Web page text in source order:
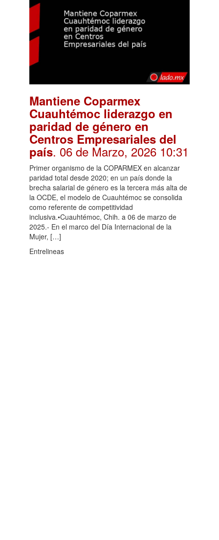
Mantiene Coparmex
Cuauhtémoc liderazgo en
paridad de género en
Centros Empresariales del
país. 06 de Marzo, 2026 10:31
Primer organismo de la COPARMEX en alcanzar
paridad total desde 2020; en un país donde la
brecha salarial de género es la tercera más alta de
la OCDE, el modelo de Cuauhtémoc se consolida
como referente de competitividad
inclusiva.•Cuauhtémoc, Chih. a 06 de marzo de
2025.- En el marco del Día Internacional de la
Mujer, […]
Entrelineas